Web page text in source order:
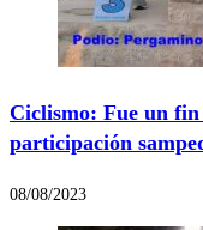
Ciclismo: Fue un fin
participación
08/08/2023